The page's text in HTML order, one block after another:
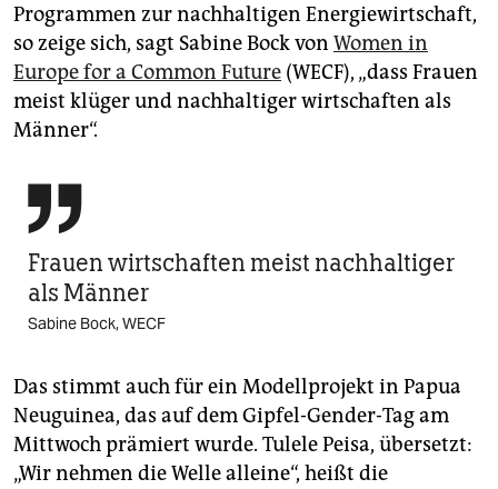
Programmen zur nachhaltigen Energiewirtschaft,
so zeige sich, sagt Sabine Bock von Women in
Europe for a Common Future (WECF), „dass Frauen
meist klüger und nachhaltiger wirtschaften als
Männer“.

Frauen wirtschaften meist nachhaltiger
als Männer
Sabine Bock, WECF
Das stimmt auch für ein Modellprojekt in Papua
Neuguinea, das auf dem Gipfel-Gender-Tag am
Mittwoch prämiert wurde. Tulele Peisa, übersetzt:
„Wir nehmen die Welle alleine“, heißt die